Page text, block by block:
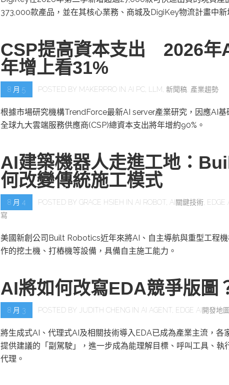
373,000款產品，並在其核心業務、商城及DigiKey物流計畫中新
CSP提高資本支出 2026年
年增上看31%
8 月 5 POSTED BY MAKERPRO IN AI PC LLM 新聞稿 產業趨勢
根據市場研究機構TrendForce最新AI server產業研究，因應AI
全球九大雲端服務供應商(CSP)總資本支出將年增約90%。
AI建築機器人走進工地：
何改變傳統施工模式
8 月 4 POSTED BY GRACE HSIEH IN AI ROBOT AI關鍵技術 EDGE
寫
美國新創公司Built Robotics近年來將AI、自主導航與重型工程
作的挖土機、打樁機等設備，具備自主施工能力。
AI將如何改寫EDA競爭版圖
8 月 3 POSTED BY JUDITH CHENG IN AI AGENT EDGE AI開發地圖
將生成式AI、代理式AI及相關技術導入EDA已成為產業主流，各
提供建議的「副駕駛」，進一步成為能理解目標、呼叫工具、執
代理。